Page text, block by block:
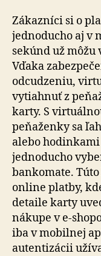
Zákazníci si o
jednoducho aj v
sekúnd už
Vďaka
odcudzeniu,
vytiahnuť z
karty. S
peňaženky sa
alebo
jednoducho
bankomate.
online platby,
detaile karty
nákupe v e-
iba v mobilnej
autentizácii